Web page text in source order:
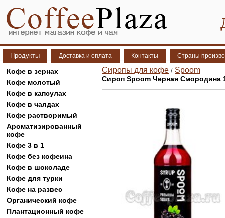
Продукты Доставка и оплата Контакты Страны
Кофе в зернах
Кофе молотый
Кофе в капсулах
Кофе в чалдах
Кофе растворимый
Ароматизированный
кофе
Кофе 3 в 1
Кофе без кофеина
Кофе в шоколаде
Кофе для турки
Кофе на развес
Органический кофе
Плантационный кофе
Сиропы для кофе / Spoom
Сироп Spoom Черная Смородина